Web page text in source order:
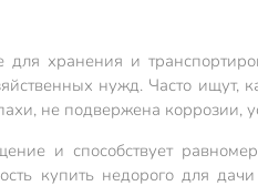
хранения и
нужд. Часто ищут,
не подвержена коррозии,
и способствует
купить недорого для